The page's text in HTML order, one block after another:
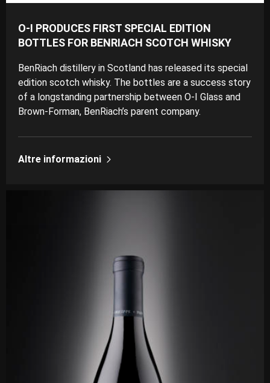
O-I PRODUCES FIRST SPECIAL EDITION
BOTTLES FOR BENRIACH SCOTCH WHISKY
BenRiach distillery in Scotland has released its special
edition scotch whisky. The bottles are a success story
of a longstanding partnership between O-I Glass and
Brown-Forman, BenRiach’s parent company.
Altre informazioni